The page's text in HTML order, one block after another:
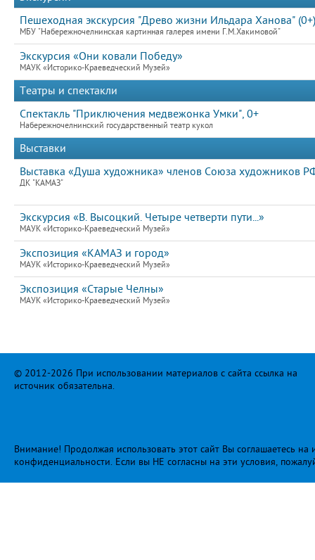
Пешеходная экскурсия "Древо жизни Ильдара Ханова" (0+)
МБУ "Набережночелнинская картинная галерея имени Г.М.Хакимовой"
Экскурсия «Они ковали Победу»
МАУК «Историко-Краеведческий Музей»
Театры и спектакли
Спектакль "Приключения медвежонка Умки", 0+
Набережночелнинский государственный театр кукол
Выставки
Выставка «Душа художника» членов Союза художников
ДК "КАМАЗ"
Экскурсия «В. Высоцкий. Четыре четверти пути...»
МАУК «Историко-Краеведческий Музей»
Экспозиция «КАМАЗ и город»
МАУК «Историко-Краеведческий Музей»
Экспозиция «Старые Челны»
МАУК «Историко-Краеведческий Музей»
© 2012-2026 При использовании материалов с сайта ссылка на
источник обязательна.
Внимание! Продолжая использовать этот сайт Вы соглашаетесь
конфиденциальности. Если вы НЕ согласны на эти условия,